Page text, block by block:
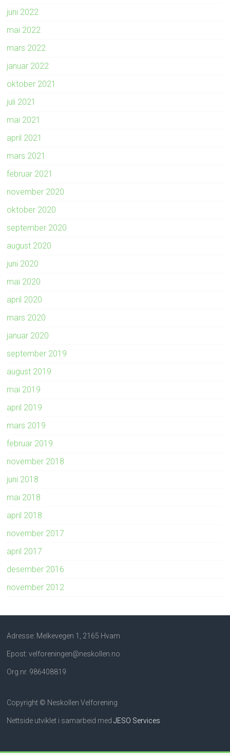
juni 2022
mai 2022
mars 2022
januar 2022
oktober 2021
juli 2021
mai 2021
april 2021
mars 2021
februar 2021
november 2020
oktober 2020
september 2020
august 2020
juni 2020
mai 2020
april 2020
mars 2020
januar 2020
september 2019
august 2019
mai 2019
april 2019
mars 2019
februar 2019
november 2018
juni 2018
mai 2018
april 2018
november 2017
april 2017
desember 2016
november 2012
Adresse: Melkevegen 1, 2165 Hvam
Epost: velforeningen@neskollen.no
Org.nr. 986408819
Copyright © Neskollen Velforening
Nettside utviklet i samarbeid medJESO Services